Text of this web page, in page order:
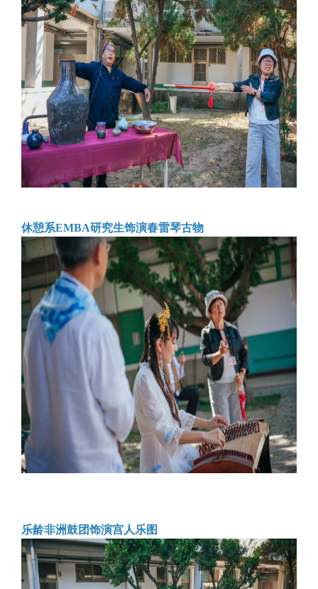
休憩系EMBA研究生饰演春雷琴古物
乐龄非洲鼓团饰演宫人乐图